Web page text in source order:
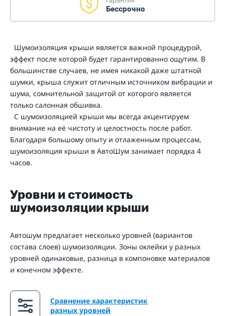
Бессрочно
Шумоизоляция крыши является важной процедурой,
эффект после которой будет гарантированно ощутим. В
большинстве случаев, не имея никакой даже штатной
шумки, крыша служит отличным источником вибрации и
шума, сомнительной защитой от которого является
только салонная обшивка.
С шумоизоляцией крыши мы всегда акцентируем
внимание на её чистоту и целостность после работ.
Благодаря большому опыту и отлаженным процессам,
шумоизоляция крыши в АвтоШум занимает порядка 4
часов.
Уровни и стоимость
шумоизоляции крыши
Автошум предлагает несколько уровней (вариантов
состава слоев) шумоизоляции. Зоны оклейки у разных
уровней одинаковые, разница в компоновке материалов
и конечном эффекте.
Сравнение характеристик
разных уровней